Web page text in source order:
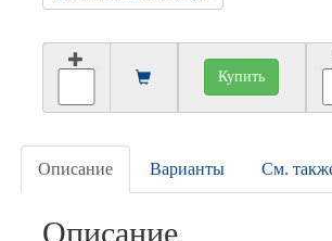
Купить
Описание Варианты См.
Описание